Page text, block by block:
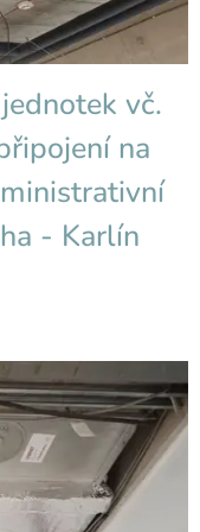
vč.
na
- Karlín